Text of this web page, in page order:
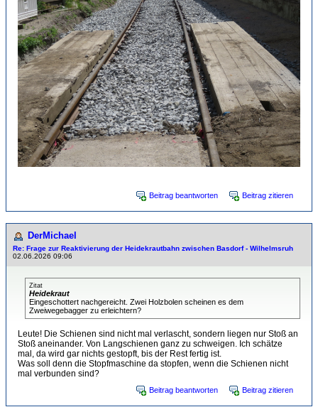
Beitrag beantworten Beitrag zitieren
DerMichael
Re: Frage zur Reaktivierung der Heidekrautbahn zwischen Basdorf - Wilhelmsruh
02.06.2026 09:06
Zitat
Heidekraut
Eingeschottert nachgereicht. Zwei Holzbolen scheinen es dem
Zweiwegebagger zu erleichtern?
Leute! Die Schienen sind nicht mal verlascht, sondern liegen nur Stoß an
Stoß aneinander. Von Langschienen ganz zu schweigen. Ich schätze
mal, da wird gar nichts gestopft, bis der Rest fertig ist.
Was soll denn die Stopfmaschine da stopfen, wenn die Schienen nicht
mal verbunden sind?
Beitrag beantworten Beitrag zitieren